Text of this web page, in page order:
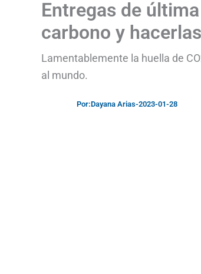
Entregas de
carbono y
Lamentablemente la huella de
al mundo.
Por:Dayana Arias-2023-01-28